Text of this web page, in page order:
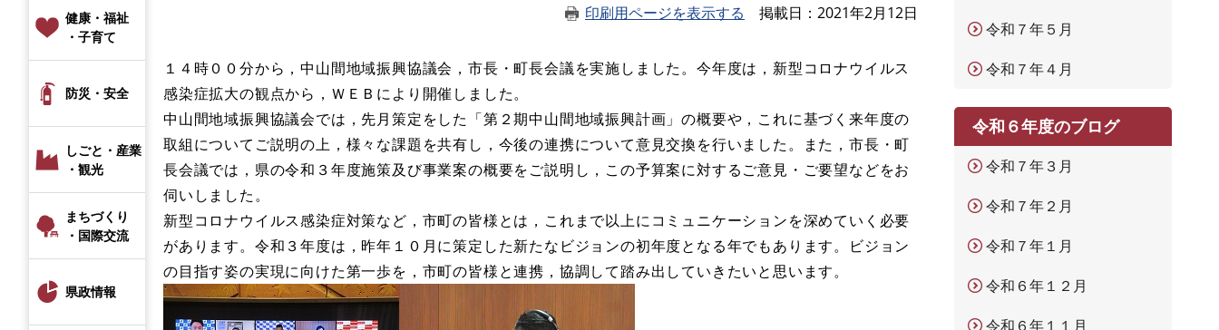
健康・福祉
・子育て
防災・安全
しごと・産業
・観光
まちづくり
・国際交流
県政情報
印刷用ページを表示する 掲載日 2021年2月12日
１４時００分から，中山間地域振興協議会，市長・町長会議を実施しました。今年度は，新型コロナウイルス
感染症拡大の観点から，ＷＥＢにより開催しました。
中山間地域振興協議会では，先月策定をした「第２期中山間地域振興計画」の概要や，これに基づく来年度の
取組についてご説明の上，様々な課題を共有し，今後の連携について意見交換を行いました。また，市長・町
長会議では，県の令和３年度施策及び事業案の概要をご説明し，この予算案に対するご意見・ご要望などをお
伺いしました。
新型コロナウイルス感染症対策など，市町の皆様とは，これまで以上にコミュニケーションを深めていく必要
があります。令和３年度は，昨年１０月に策定した新たなビジョンの初年度となる年でもあります。ビジョン
の目指す姿の実現に向けた第一歩を，市町の皆様と連携，協調して踏み出していきたいと思います。
令和７年５月
令和７年４月
令和６年度のブログ
令和７年３月
令和７年２月
令和７年１月
令和６年１２月
令和６年１１月